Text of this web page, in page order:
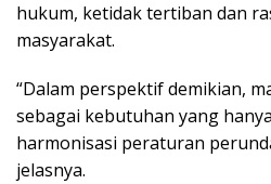
hukum, ketidak tertiban dan
masyarakat.
“Dalam perspektif demikian,
sebagai kebutuhan yang
harmonisasi peraturan
jelasnya.